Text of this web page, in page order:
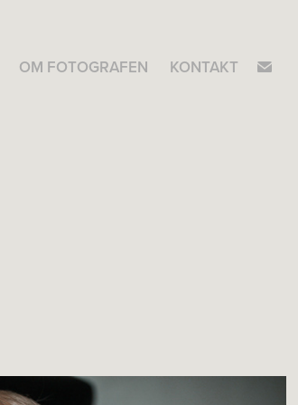
OM FOTOGRAFEN KONTAKT